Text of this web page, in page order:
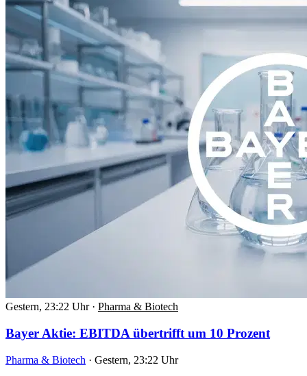
Gestern, 23:22 Uhr · Pharma & Biotech
Bayer Aktie: EBITDA übertrifft um 10 Prozent
Pharma & Biotech · Gestern, 23:22 Uhr